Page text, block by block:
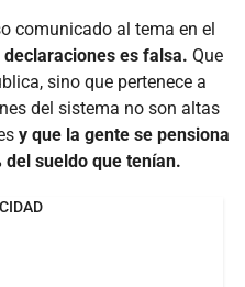
comunicado al tema en el
es falsa. Que
sino que pertenece a
del sistema no son altas
y que la gente se pensiona
del sueldo que tenían.